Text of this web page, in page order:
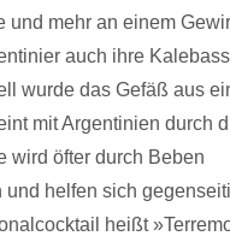
und mehr an einem
auch ihre
wurde das Gefäß aus
mit Argentinien durch
wird öfter durch Beben
und helfen sich
heißt